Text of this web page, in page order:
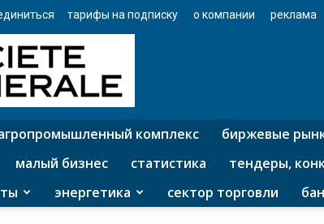
тарифы на подписку о компании реклама
комплекс биржевые
малый бизнес статистика тендеры,
энергетика сектор торговли